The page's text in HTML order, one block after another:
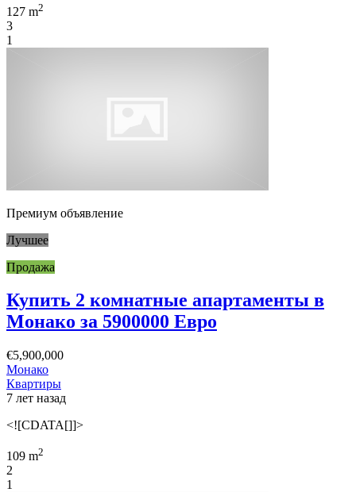
127 m2
3
1
Премиум объявление
Лучшее
Продажа
Купить 2 комнатные апартаменты в
Монако за 5900000 Евро
€5,900,000
Монако
Квартиры
7 лет назад
<![CDATA[]]>
109 m2
2
1